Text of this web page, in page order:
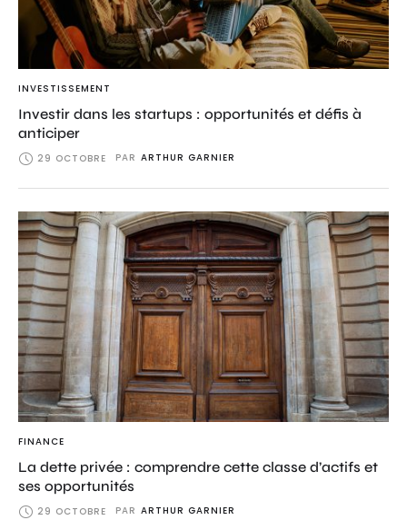
INVESTISSEMENT
Investir dans les startups : opportunités et défis à
anticiper
29 OCTOBRE PAR ARTHUR GARNIER
FINANCE
La dette privée : comprendre cette classe d’actifs et
ses opportunités
29 OCTOBRE PAR ARTHUR GARNIER